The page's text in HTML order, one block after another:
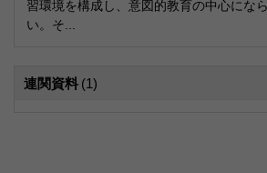
習環境を構成し、意図的教育の中心にな
い。そ...
連関資料 (1)